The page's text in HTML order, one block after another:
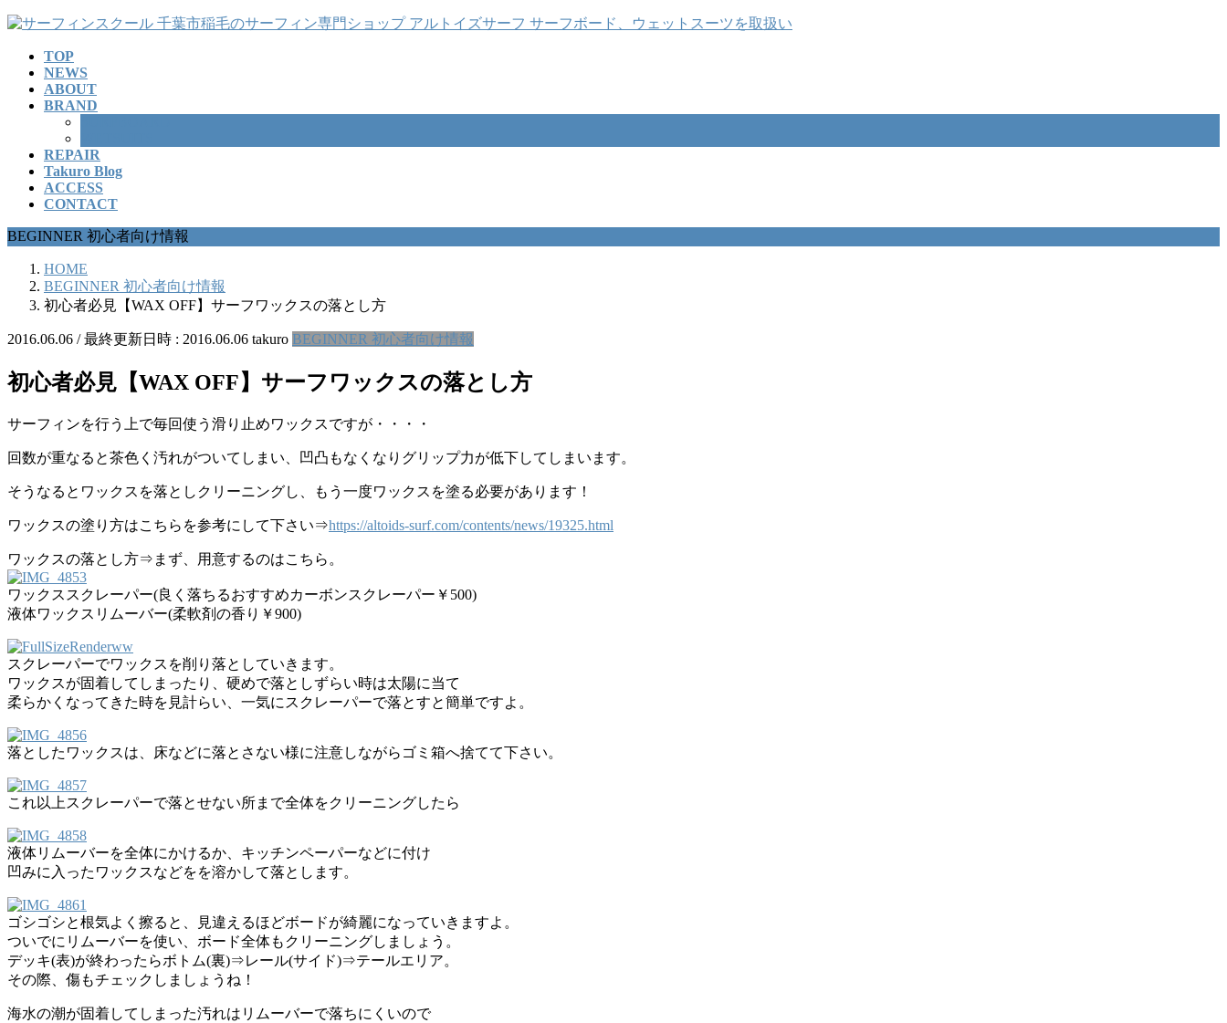
コ
ナ
TOP
NEWS
ABOUT
BRAND
REPAIR
Takuro Blog
ACCESS
CONTACT
BEGINNER 初心者向け情報
HOME
BEGINNER 初心者向け情報
初心者必見【WAX OFF】サーフワックスの落とし方
2016.06.06 / 最終更新日時 : 2016.06.06 takuro BEGINNER 初心者向け情報
初心者必見【WAX OFF】サーフワックスの落とし方
サーフィンを行う上で毎回使う滑り止めワックスですが・・・・
回数が重なると茶色く汚れがついてしまい、凹凸もなくなりグリップ力が低下してしまいます。
そうなるとワックスを落としクリーニングし、もう一度ワックスを塗る必要があります！
ワックスの塗り方はこちらを参考にして下さい⇒https://altoids-surf.com/contents/news/19325.html
ワックスの落とし方⇒まず、用意するのはこちら。
ワックススクレーパー(良く落ちるおすすめカーボンスクレーパー￥500)
液体ワックスリムーバー(柔軟剤の香り￥900)
スクレーパーでワックスを削り落としていきます。
ワックスが固着してしまったり、硬めで落としずらい時は太陽に当て
柔らかくなってきた時を見計らい、一気にスクレーパーで落とすと簡単ですよ。
落としたワックスは、床などに落とさない様に注意しながらゴミ箱へ捨てて下さい。
これ以上スクレーパーで落とせない所まで全体をクリーニングしたら
液体リムーバーを全体にかけるか、キッチンペーパーなどに付け
凹みに入ったワックスなどをを溶かして落とします。
ゴシゴシと根気よく擦ると、見違えるほどボードが綺麗になっていきますよ。
ついでにリムーバーを使い、ボード全体もクリーニングしましょう。
デッキ(表)が終わったらボトム(裏)⇒レール(サイド)⇒テールエリア。
その際、傷もチェックしましょうね！
海水の潮が固着してしまった汚れはリムーバーで落ちにくいので